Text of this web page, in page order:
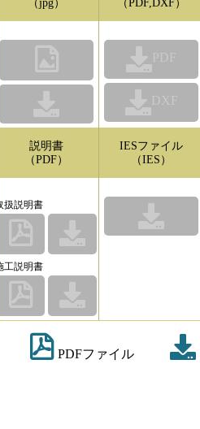
（jpg）
（PDF,DXF）
PDF
DXF
説明書
（PDF）
扱説明書
工説明書
IESファイル
（IES）
PDFファイル